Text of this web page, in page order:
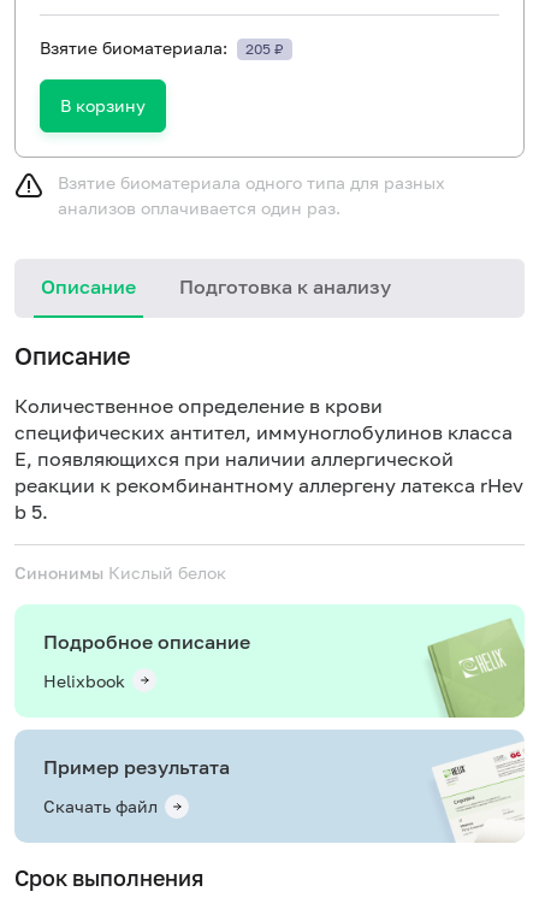
Взятие биоматериала: 205 ₽
В корзину
Взятие биоматериала одного типа для разных
анализов оплачивается один раз.
Описание Подготовка к анализу
Описание
Количественное определение в крови
специфических антител, иммуноглобулинов класса
E, появляющихся при наличии аллергической
реакции к рекомбинантному аллергену латекса rHev
b 5.
Синонимы Кислый белок
Подробное описание
Helixbook
Пример результата
Скачать файл
Срок выполнения